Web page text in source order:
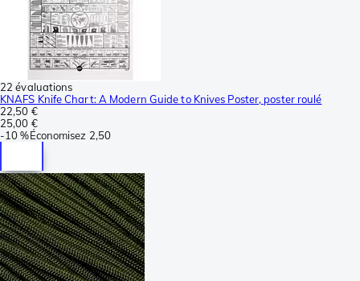
22 évaluations
KNAFS Knife Chart: A Modern Guide to Knives Poster, poster roulé
22,50 €
25,00 €
-10 %Économisez 2,50